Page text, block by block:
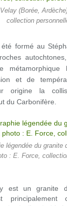
(Borée,
collection
formé au
métamorphique
et de
origine la
du Carbonifère.
légendée du granite
: E. Force,
est un granite
principalement